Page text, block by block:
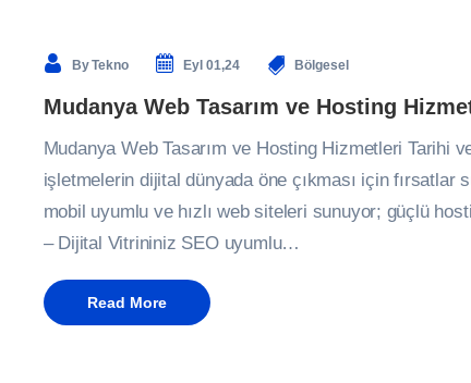
ByTekno Eyl 01,24 Bölgesel
Mudanya Web Tasarım ve Hosting
Mudanya Web Tasarım ve Hosting Hizmetleri Tarihi
işletmelerin dijital dünyada öne çıkması için fırsatlar
mobil uyumlu ve hızlı web siteleri sunuyor; güçlü
– Dijital Vitrininiz SEO uyumlu…
Read More